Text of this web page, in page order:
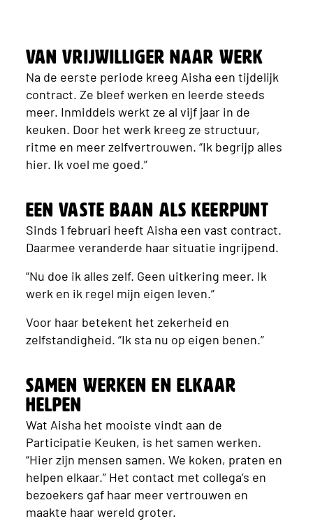
Van vrijwilliger naar werk
Na de eerste periode kreeg Aisha een tijdelijk
contract. Ze bleef werken en leerde steeds
meer. Inmiddels werkt ze al vijf jaar in de
keuken. Door het werk kreeg ze structuur,
ritme en meer zelfvertrouwen. “Ik begrijp alles
hier. Ik voel me goed.”
Een vaste baan als keerpunt
Sinds 1 februari heeft Aisha een vast contract.
Daarmee veranderde haar situatie ingrijpend.
“Nu doe ik alles zelf. Geen uitkering meer. Ik
werk en ik regel mijn eigen leven.”
Voor haar betekent het zekerheid en
zelfstandigheid. “Ik sta nu op eigen benen.”
Samen werken en elkaar
helpen
Wat Aisha het mooiste vindt aan de
Participatie Keuken, is het samen werken.
“Hier zijn mensen samen. We koken, praten en
helpen elkaar.” Het contact met collega’s en
bezoekers gaf haar meer vertrouwen en
maakte haar wereld groter.